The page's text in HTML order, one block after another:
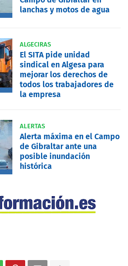
lanchas y motos de agua
ALGECIRAS
El SITA pide unidad
sindical en Algesa para
mejorar los derechos de
todos los trabajadores de
la empresa
ALERTAS
Alerta máxima en el Campo
de Gibraltar ante una
posible inundación
histórica